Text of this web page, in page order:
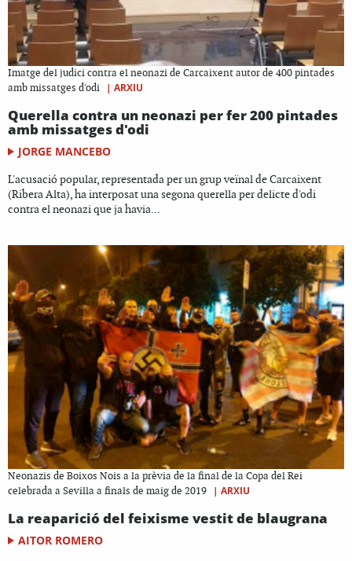
Imatge del judici contra el neonazi de Carcaixent autor de 400 pintades
amb missatges d'odi
| ARXIU
Querella contra un neonazi per fer 200 pintades
amb missatges d'odi
JORGE MANCEBO
L'acusació popular, representada per un grup veïnal de Carcaixent
(Ribera Alta), ha interposat una segona querella per delicte d'odi
contra el neonazi que ja havia...
Neonazis de Boixos Nois a la prèvia de la final de la Copa del Rei
celebrada a Sevilla a finals de maig de 2019
| ARXIU
La reaparició del feixisme vestit de blaugrana
AITOR ROMERO